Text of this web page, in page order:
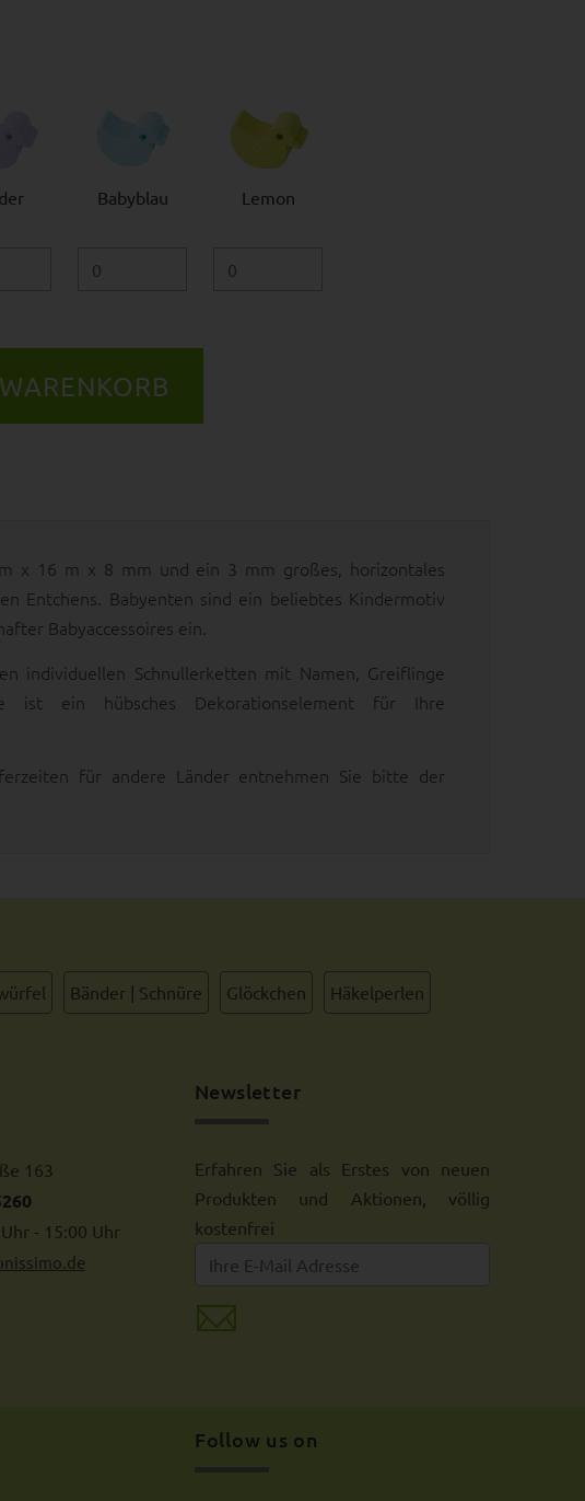
Babyblau Lemon
x 16 m x 8 mm und ein 3 mm großes, horizontales
Entchens. Babyenten sind ein beliebtes Kindermotiv
Babyaccessoires ein.
individuellen Schnullerketten mit Namen, Greiflinge
ist ein hübsches Dekorationselement für Ihre
für andere Länder entnehmen Sie bitte der
Bänder | Schnüre Glöckchen Häkelperlen
163
- 15:00 Uhr
Newsletter
Erfahren Sie als Erstes von neuen
Produkten und Aktionen, völlig
kostenfrei
Follow us on